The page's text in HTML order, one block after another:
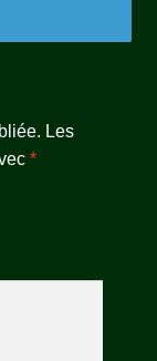
Les
*